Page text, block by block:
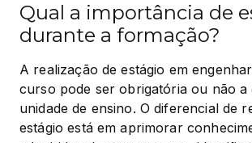
Qual a importância de
durante a formação?
A realização de estágio em
curso pode ser obrigatória ou não a
unidade de ensino. O diferencial de
estágio está em aprimorar